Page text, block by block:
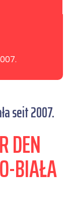
seit 2007.
DEN
BIAŁA